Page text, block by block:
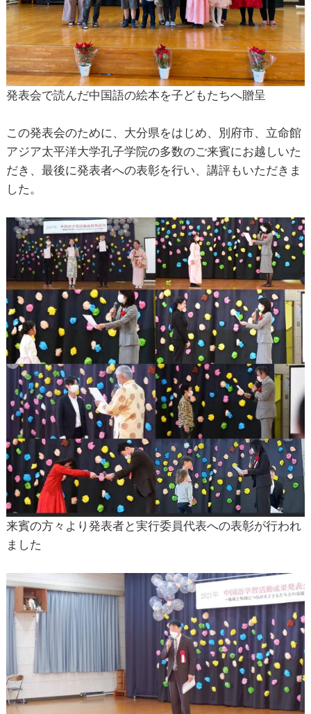
発表会で読んだ中国語の絵本を子どもたちへ贈呈
この発表会のために、大分県をはじめ、別府市、立命館
アジア太平洋大学孔子学院の多数のご来賓にお越しいた
だき、最後に発表者への表彰を行い、講評もいただきま
した。
来賓の方々より発表者と実行委員代表への表彰が行われ
ました